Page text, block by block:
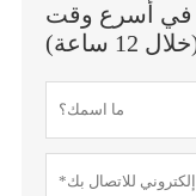
في أسرع وقت
ساعة)